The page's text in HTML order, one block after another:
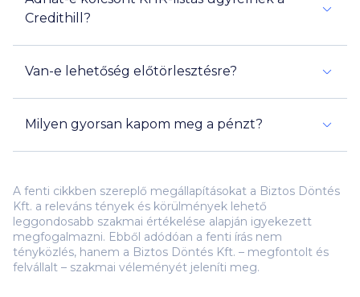
Credithill?
Van-e lehetőség előtörlesztésre?
Milyen gyorsan kapom meg a pénzt?
A fenti cikkben szereplő megállapításokat a Biztos Döntés
Kft. a releváns tények és körülmények lehető
leggondosabb szakmai értékelése alapján igyekezett
megfogalmazni. Ebből adódóan a fenti írás nem
tényközlés, hanem a Biztos Döntés Kft. – megfontolt és
felvállalt – szakmai véleményét jeleníti meg.